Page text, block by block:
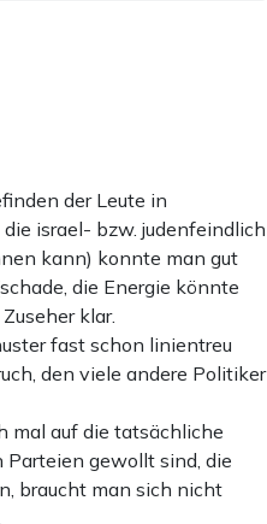
der Leute in
israel- bzw. judenfeindlich
kann) konnte man gut
die Energie könnte
klar.
fast schon linientreu
den viele andere Politiker
mal auf die tatsächliche
Parteien gewollt sind, die
braucht man sich nicht